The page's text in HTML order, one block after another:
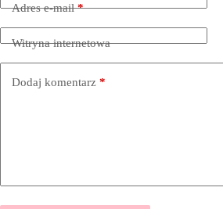
Adres e-mail*
Witryna internetowa
Dodaj komentarz *